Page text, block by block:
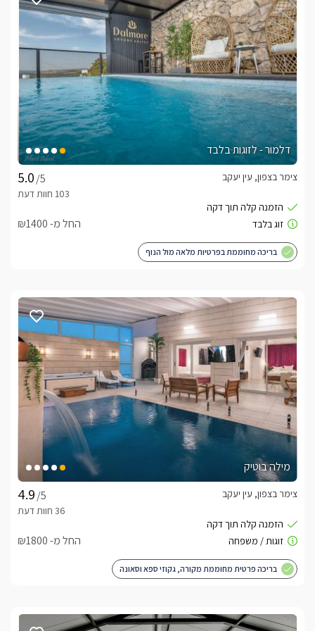
דלמור - לזוגות בלבד
/5
צימר בצפון, עין יעקב
החל מ- ₪1400
בריכה מחוממת בפרטיות מלאה מול הנוף
מילה בוטיק
/5
צימר בצפון, עין יעקב
החל מ- ₪1800
בריכה פרטית מחוממת מקורה, גקוזי ספא וסאונה